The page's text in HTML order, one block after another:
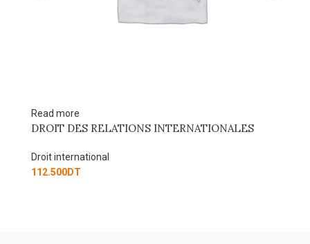
INTERNATIONALES Droit international privé